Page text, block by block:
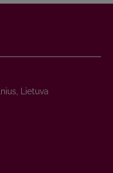
Lietuva